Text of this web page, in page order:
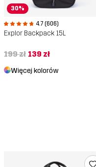
30%
4.7 (606)
Explor Backpack 15L
199 zł 139 zł
Więcej kolorów